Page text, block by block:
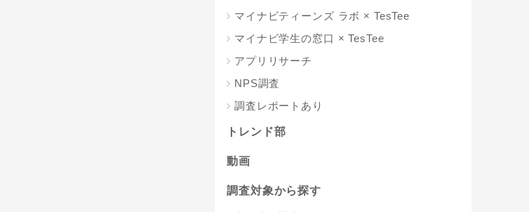
マイナビティーンズ ラボ × TesTee
マイナビ学生の窓口 × TesTee
アプリリサーチ
NPS調査
調査レポートあり
トレンド部
動画
調査対象から探す